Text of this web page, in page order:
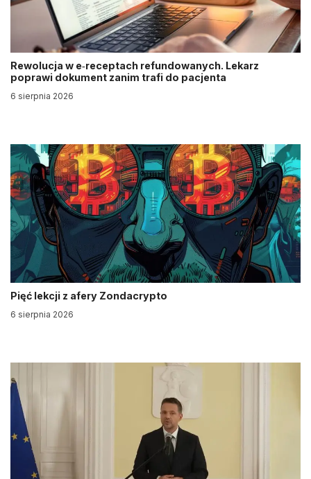
Rewolucja w e‑receptach refundowanych. Lekarz
poprawi dokument zanim trafi do pacjenta
6 sierpnia 2026
Pięć lekcji z afery Zondacrypto
6 sierpnia 2026